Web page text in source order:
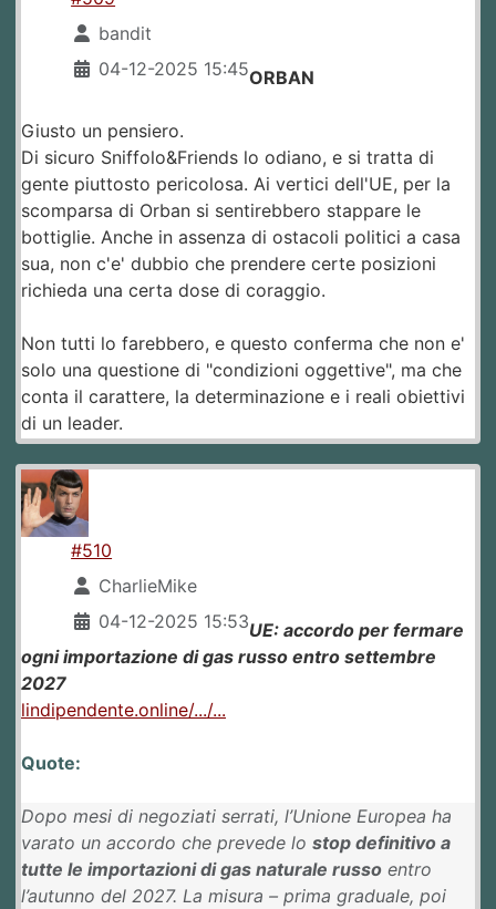
bandit
04-12-2025 15:45ORBAN
Giusto un pensiero.
Di sicuro Sniffolo&Friends lo odiano, e si tratta di
gente piuttosto pericolosa. Ai vertici dell'UE, per la
scomparsa di Orban si sentirebbero stappare le
bottiglie. Anche in assenza di ostacoli politici a casa
sua, non c'e' dubbio che prendere certe posizioni
richieda una certa dose di coraggio.
Non tutti lo farebbero, e questo conferma che non e'
solo una questione di "condizioni oggettive", ma che
conta il carattere, la determinazione e i reali obiettivi
di un leader.
#510
CharlieMike
04-12-2025 15:53UE: accordo per fermare
ogni importazione di gas russo entro settembre
2027
lindipendente.online/.../...
Quote:
Dopo mesi di negoziati serrati, l’Unione Europea ha
varato un accordo che prevede lo stop definitivo a
tutte le importazioni di gas naturale russo entro
l’autunno del 2027. La misura – prima graduale, poi